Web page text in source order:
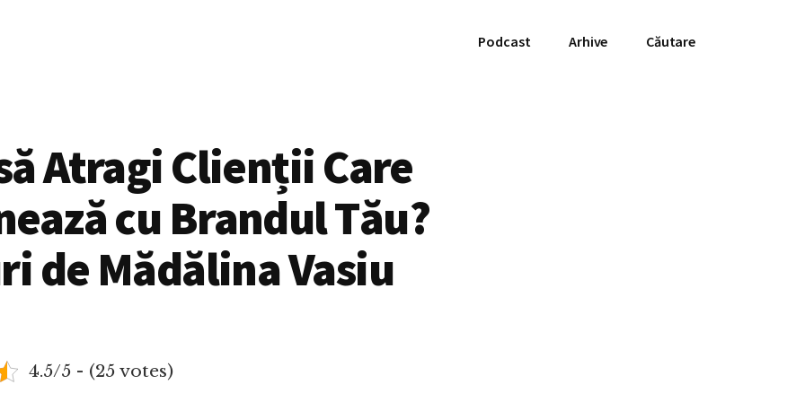
Podcast Arhive Căutare
Atragi Clienții Care
cu Brandul Tău?
de Mădălina Vasiu
4.5/5 - (25 votes)